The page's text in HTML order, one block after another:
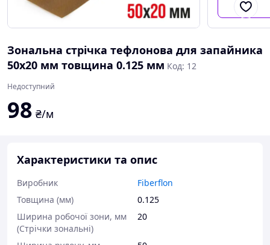
Зональна стрічка тефлонова для запайника
50х20 мм товщина 0.125 мм Код: 12
Недоступний
98 ₴/м
Характеристики та опис
Виробник
Fiberflon
Товщина (мм)
0.125
Ширина робочої зони, мм
(Стрічки зональні)
20